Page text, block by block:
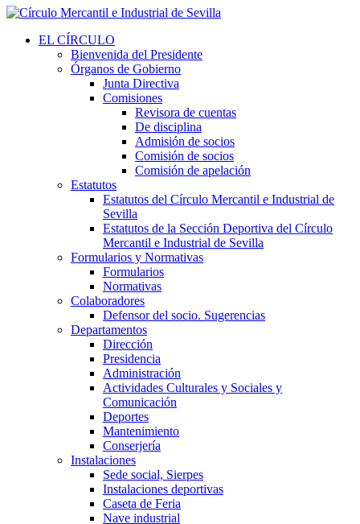
EL CÍRCULO
Bienvenida del Presidente
Órganos de Gobierno
Junta Directiva
Comisiones
Revisora de cuentas
De disciplina
Admisión de socios
Comisión de socios
Comisión de apelación
Estatutos
Estatutos del Círculo Mercantil e Industrial de
Sevilla
Estatutos de la Sección Deportiva del Círculo
Mercantil e Industrial de Sevilla
Formularios y Normativas
Formularios
Normativas
Colaboradores
Defensor del socio. Sugerencias
Departamentos
Dirección
Presidencia
Administración
Actividades Culturales y Sociales y
Comunicación
Deportes
Mantenimiento
Conserjería
Instalaciones
Sede social, Sierpes
Instalaciones deportivas
Caseta de Feria
Nave industrial